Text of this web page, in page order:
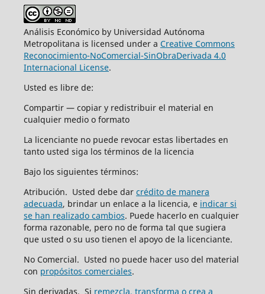
Análisis Económico by Universidad Autónoma
Metropolitana is licensed under a Creative Commons
Reconocimiento-NoComercial-SinObraDerivada 4.0
Internacional License.
Usted es libre de:
Compartir — copiar y redistribuir el material en
cualquier medio o formato
La licenciante no puede revocar estas libertades en
tanto usted siga los términos de la licencia
Bajo los siguientes términos:
Atribución. Usted debe dar crédito de manera
adecuada, brindar un enlace a la licencia, e indicar si
se han realizado cambios. Puede hacerlo en cualquier
forma razonable, pero no de forma tal que sugiera
que usted o su uso tienen el apoyo de la licenciante.
No Comercial. Usted no puede hacer uso del material
con propósitos comerciales.
Sin derivadas. Si remezcla, transforma o crea a